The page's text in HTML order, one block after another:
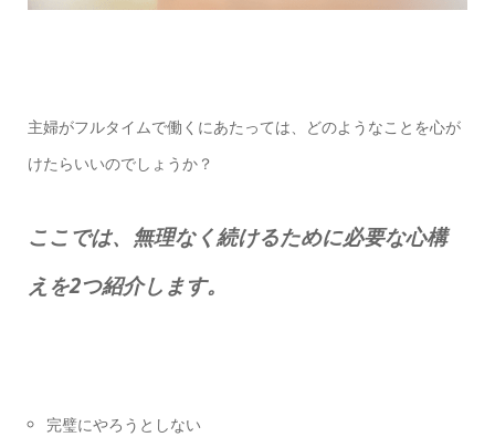
主婦がフルタイムで働くにあたっては、どのようなことを心が
けたらいいのでしょうか？
ここでは、無理なく続けるために必要な心構
えを2つ紹介します。
完璧にやろうとしない